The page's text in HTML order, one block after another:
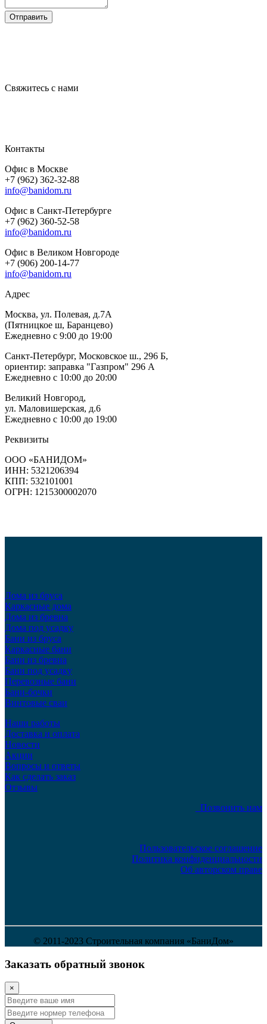
Отправить
Свяжитесь с нами
Контакты
Офис в Москве
+7 (962) 362-32-88
info@banidom.ru
Офис в Санкт-Петербурге
+7 (962) 360-52-58
info@banidom.ru
Офис в Великом Новгороде
+7 (906) 200-14-77
info@banidom.ru
Адрес
Москва, ул. Полевая, д.7А
(Пятницкое ш, Баранцево)
Ежедневно с 9:00 до 19:00
Санкт-Петербург, Московское ш., 296 Б,
ориентир: заправка "Газпром" 296 А
Ежедневно с 10:00 до 20:00
Великий Новгород,
ул. Маловишерская, д.6
Ежедневно с 10:00 до 19:00
Реквизиты
ООО «БАНИДОМ»
ИНН: 5321206394
КПП: 532101001
ОГРН: 1215300002070
Дома из бруса
Каркасные дома
Дома из бревна
Дома под усадку
Бани из бруса
Каркасные бани
Бани из бревна
Бани под усадку
Перевозные бани
Бани-бочки
Винтовые сваи
Наши работы
Доставка и оплата
Новости
Акции
Вопросы и ответы
Как сделать заказ
Отзывы
Позвонить нам
Пользовательское соглашение
Политика конфиденциальности
Об авторском праве
© 2011-2023 Строительная компания «БаниДом»
Заказать обратный звонок
×